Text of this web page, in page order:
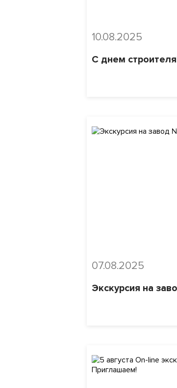
10.08.2025
С днем
07.08.2025
Экскурсия на